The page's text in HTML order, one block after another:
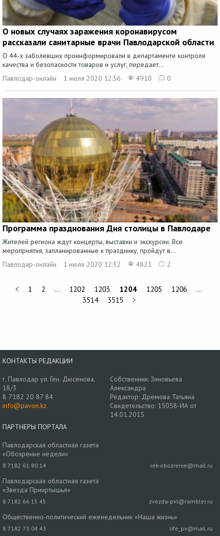
О новых случаях заражения коронавирусом
рассказали санитарные врачи Павлодарской области
О 44-х заболевших проинформировали в департаменте контроля
качества и безопасности товаров и услуг, передает...
Павлодар-онлайн
1 июля 2020 12:56 4910 0
Программа празднования Дня столицы в Павлодаре
Жителей региона ждут концерты, выставки и экскурсии. Все
мероприятия, запланированные к празднику, пройдут в...
Павлодар-онлайн
1 июля 2020 12:32 4821 2
1 2 … 1202 1203 1204 1205 1206
…
3514
3515
КОНТАКТЫ РЕДАКЦИИ
г. Павлодар ул. Ген. Дюсенова,
18/3
8 7182 20 87 84
info@pavon.kz
Собственник: Зиновьева
Александра
Редактор: Дрёмова Татьяна
Свидетельство: 15058-ИА от
14.01.2015
ПАРТНЕРЫ ПОРТАЛА
Павлодарская областная газета
«Обозрение недели»
8 7182 61 80 14 rek-obozrenie@mail.ru
Павлодарская областная газета
«Звезда Прииртышья»
8 7182 66 15 45 zvezda-pvl@rambler.ru
Общественно-политический еженедельник «Наша жизнь»
8 7182 73 04 43 life_pv@mail.ru